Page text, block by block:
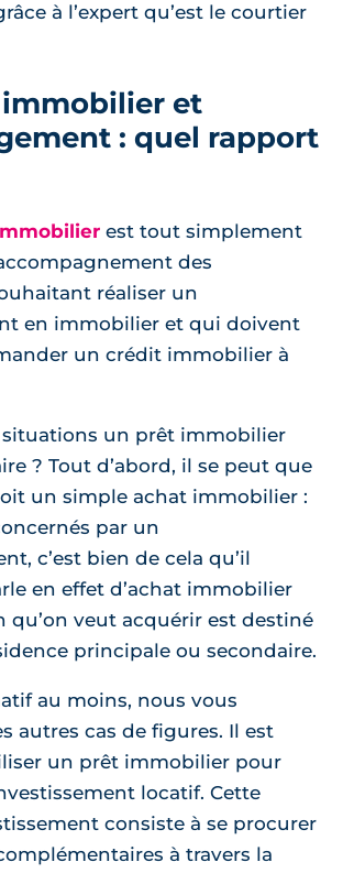
à l’expert qu’est le courtier
et
: quel rapport
est tout simplement
des
réaliser un
en immobilier et qui doivent
un crédit immobilier à
situations un prêt immobilier
? Tout d’abord, il se peut que
un simple achat immobilier :
par un
c’est bien de cela qu’il
en effet d’achat immobilier
qu’on veut acquérir est destiné
principale ou secondaire.
au moins, nous vous
autres cas de figures. Il est
un prêt immobilier pour
locatif. Cette
consiste à se procurer
à travers la